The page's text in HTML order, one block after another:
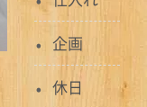
企画
休日